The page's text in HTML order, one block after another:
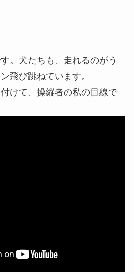
。犬たちも、走れるのがう
飛び跳ねています。
けて、操縦者の私の目線で